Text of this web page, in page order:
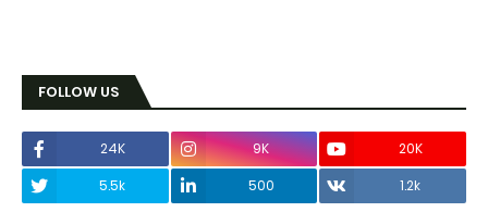
FOLLOW US
24K 9K
20K
5.5k
500 1.2k